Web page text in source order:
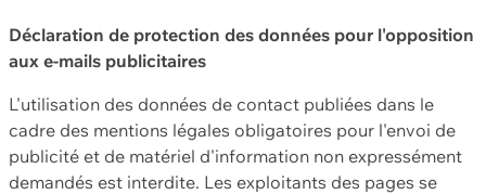
Déclaration de protection des données pour l'opposition
aux e-mails publicitaires
L'utilisation des données de contact publiées dans le
cadre des mentions légales obligatoires pour l'envoi de
publicité et de matériel d'information non expressément
demandés est interdite. Les exploitants des pages se